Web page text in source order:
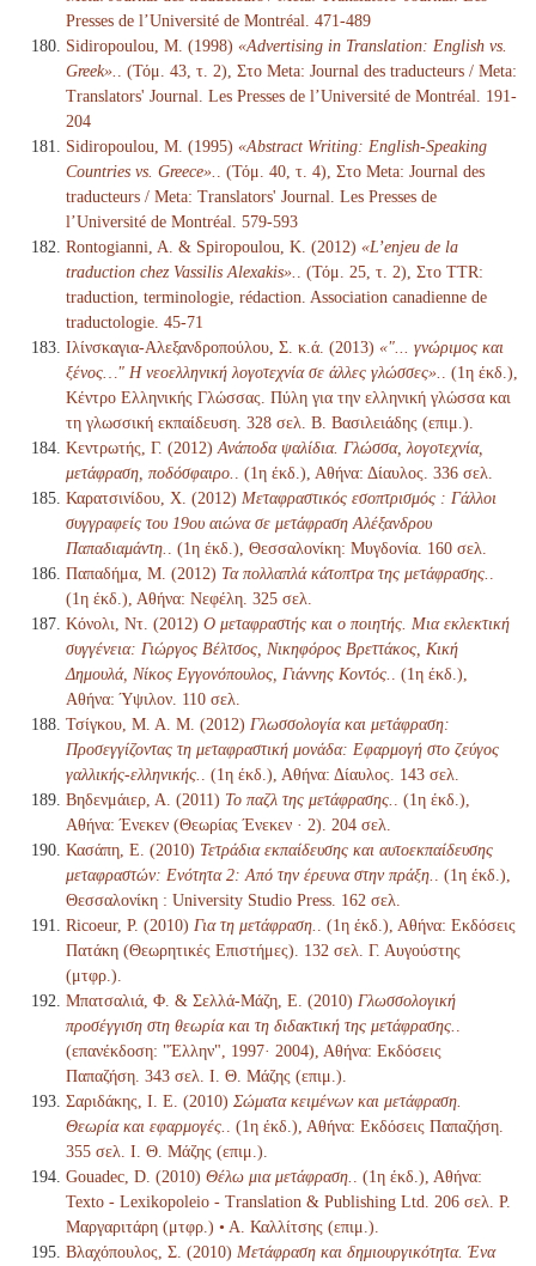
Presses de l’Université de Montréal. 471-489
Sidiropoulou, M. (1998) «Advertising in Translation: English vs.
Greek».
. (Τόμ. 43, τ. 2), Στο Meta: Journal des traducteurs / Meta:
Translators' Journal. Les Presses de l’Université de Montréal. 191-
204
Sidiropoulou, M. (1995) «Abstract Writing: English-Speaking
Countries vs. Greece».
. (Τόμ. 40, τ. 4), Στο Meta: Journal des
traducteurs / Meta: Translators' Journal. Les Presses de
l’Université de Montréal. 579-593
Rontogianni, A. & Spiropoulou, K. (2012) «L’enjeu de la
traduction chez Vassilis Alexakis».
. (Τόμ. 25, τ. 2), Στο TTR:
traduction, terminologie, rédaction. Association canadienne de
traductologie. 45-71
Ιλίνσκαγια-Αλεξανδροπούλου, Σ. κ.ά. (2013) «"... γνώριμος και
ξένος…" Η νεοελληνική λογοτεχνία σε άλλες γλώσσες».
. (1η έκδ.),
Κέντρο Ελληνικής Γλώσσας. Πύλη για την ελληνική γλώσσα και
τη γλωσσική εκπαίδευση. 328 σελ. Β. Βασιλειάδης (επιμ.).
Κεντρωτής, Γ. (2012) Ανάποδα ψαλίδια. Γλώσσα, λογοτεχνία,
μετάφραση, ποδόσφαιρο.
. (1η έκδ.), Αθήνα: Δίαυλος. 336 σελ.
Καρατσινίδου, Χ. (2012) Μεταφραστικός εσοπτρισμός : Γάλλοι
συγγραφείς του 19ου αιώνα σε μετάφραση Αλέξανδρου
Παπαδιαμάντη.
. (1η έκδ.), Θεσσαλονίκη: Μυγδονία. 160 σελ.
Παπαδήμα, Μ. (2012) Τα πολλαπλά κάτοπτρα της μετάφρασης.
(1η έκδ.), Αθήνα: Νεφέλη. 325 σελ.
Κόνολι, Ντ. (2012) Ο μεταφραστής και ο ποιητής. Μια εκλεκτική
συγγένεια: Γιώργος Βέλτσος, Νικηφόρος Βρεττάκος, Κική
Δημουλά, Νίκος Εγγονόπουλος, Γιάννης Κοντός.
. (1η έκδ.),
Αθήνα: Ύψιλον. 110 σελ.
Τσίγκου, Μ. Α. Μ. (2012) Γλωσσολογία και μετάφραση:
Προσεγγίζοντας τη μεταφραστική μονάδα: Εφαρμογή στο ζεύγος
γαλλικής-ελληνικής.
. (1η έκδ.), Αθήνα: Δίαυλος. 143 σελ.
Βηδενμάιερ, Α. (2011) Το παζλ της μετάφρασης.
. (1η έκδ.),
Αθήνα: Ένεκεν (Θεωρίας Ένεκεν · 2). 204 σελ.
Κασάπη, Ε. (2010) Τετράδια εκπαίδευσης και αυτοεκπαίδευσης
μεταφραστών: Ενότητα 2: Από την έρευνα στην πράξη.
. (1η έκδ.),
Θεσσαλονίκη : University Studio Press. 162 σελ.
Ricoeur, P. (2010) Για τη μετάφραση.
. (1η έκδ.), Αθήνα: Εκδόσεις
Πατάκη (Θεωρητικές Επιστήμες). 132 σελ. Γ. Αυγούστης
(μτφρ.).
Μπατσαλιά, Φ. & Σελλά-Μάζη, Ε. (2010) Γλωσσολογική
προσέγγιση στη θεωρία και τη διδακτική της μετάφρασης.
(επανέκδοση: "Έλλην", 1997· 2004), Αθήνα: Εκδόσεις
Παπαζήση. 343 σελ. Ι. Θ. Μάζης (επιμ.).
Σαριδάκης, Ι. Ε. (2010) Σώματα κειμένων και μετάφραση.
Θεωρία και εφαρμογές.
. (1η έκδ.), Αθήνα: Εκδόσεις Παπαζήση.
355 σελ. Ι. Θ. Μάζης (επιμ.).
Gouadec, D. (2010) Θέλω μια μετάφραση.
. (1η έκδ.), Αθήνα:
Texto - Lexikopoleio - Translation & Publishing Ltd. 206 σελ. Ρ.
Μαργαριτάρη (μτφρ.) • Α. Καλλίτσης (επιμ.).
Βλαχόπουλος, Σ. (2010) Μετάφραση και δημιουργικότητα. Ένα